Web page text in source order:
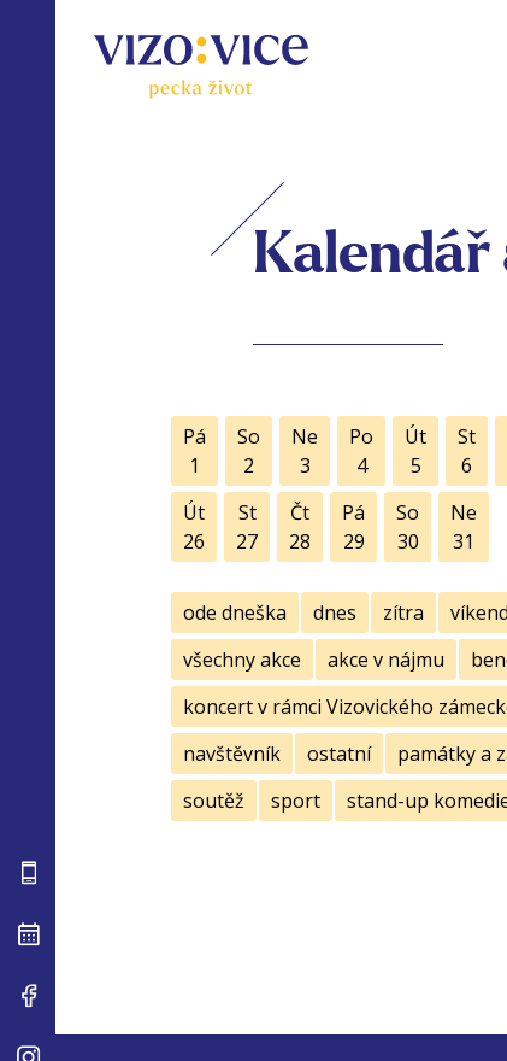
Kalendář
Pá
1
So
2
Ne
3
Po
4
Út
5
St
6
Út
26
St
27
Čt
28
Pá
29
So
30
Ne
31
ode dneška dnes zítra víkend
všechny akce
akce v nájmu
koncert v rámci Vizovického
navštěvník
ostatní památky a
soutěž
sport stand-up